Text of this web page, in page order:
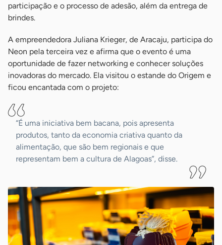
participação e o processo de adesão, além da entrega de
brindes.
A empreendedora Juliana Krieger, de Aracaju, participa do
Neon pela terceira vez e afirma que o evento é uma
oportunidade de fazer networking e conhecer soluções
inovadoras do mercado. Ela visitou o estande do Origem e
ficou encantada com o projeto:
“É uma iniciativa bem bacana, pois apresenta
produtos, tanto da economia criativa quanto da
alimentação, que são bem regionais e que
representam bem a cultura de Alagoas”, disse.